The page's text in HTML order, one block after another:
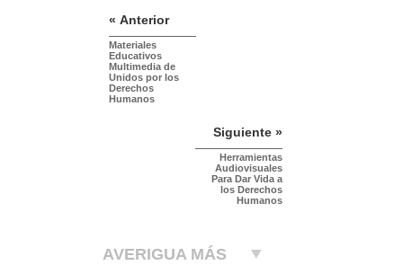
« Anterior
Materiales
Educativos
Multimedia de
Unidos por los
Derechos
Humanos
Siguiente »
Herramientas
Audiovisuales
Para Dar Vida a
los Derechos
Humanos
AVERIGUA MÁS